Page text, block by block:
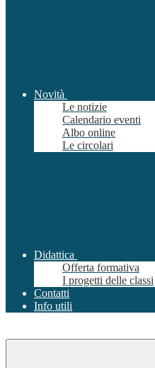
Novità
Le notizie
Calendario eventi
Albo online
Le circolari
Didattica
Offerta formativa
I progetti delle classi
Contatti
Info utili